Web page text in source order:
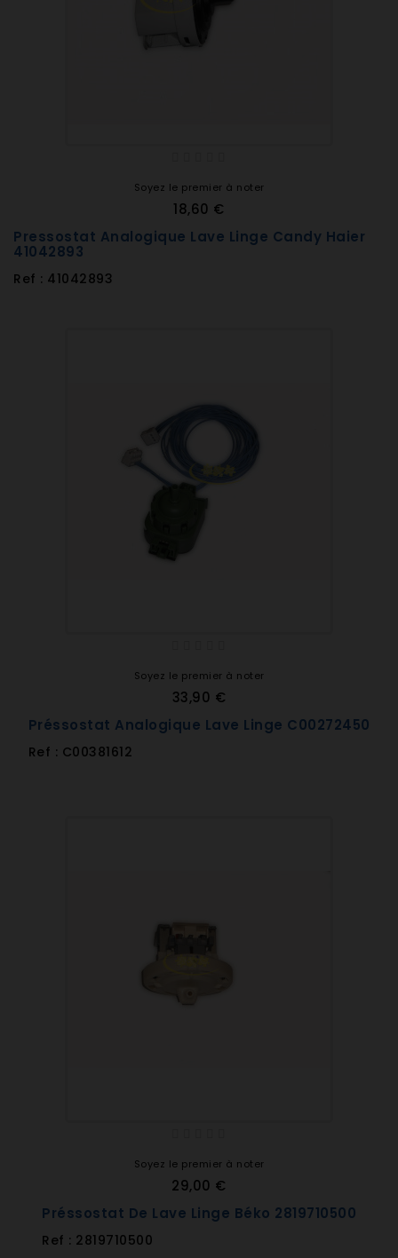
Soyez le premier à noter
18,60 €
Pressostat Analogique Lave Linge Candy Haier
41042893
Ref : 41042893
Soyez le premier à noter
33,90 €
Préssostat Analogique Lave Linge C00272450
Ref : C00381612
Soyez le premier à noter
29,00 €
Préssostat De Lave Linge Béko 2819710500
Ref : 2819710500